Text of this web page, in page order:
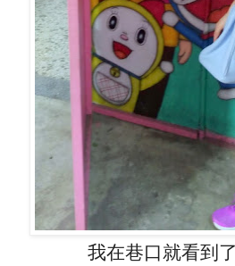
我在巷口就看到